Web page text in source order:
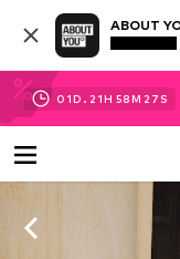
ABOUT
01D. 21H 58M 25 S